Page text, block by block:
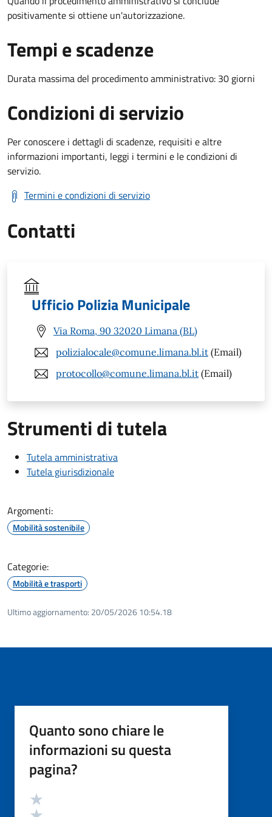
positivamente si ottiene un'autorizzazione.
Tempi e scadenze
Durata massima del procedimento amministrativo: 30 giorni
Condizioni di servizio
Per conoscere i dettagli di scadenze, requisiti e altre
informazioni importanti, leggi i termini e le condizioni di
servizio.
Termini e condizioni di servizio
Contatti
Ufficio Polizia Municipale
Via Roma, 90 32020 Limana (BL)
polizialocale@comune.limana.bl.it (Email)
protocollo@comune.limana.bl.it (Email)
Strumenti di tutela
Tutela amministrativa
Tutela giurisdizionale
Argomenti:
Mobilità sostenibile
Categorie:
Mobilità e trasporti
Ultimo aggiornamento: 20/05/2026 10:54.18
Quanto sono chiare le
informazioni su questa
pagina?
Valutazione